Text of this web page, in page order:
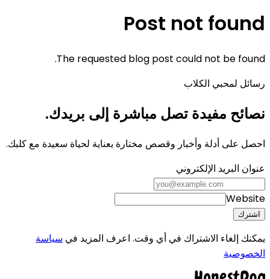
Post not found
The requested blog post could not be found.
رسائل لمحبي الكلاب
نصائح مفيدة تصل مباشرة إلى بريدك.
احصل على أدلة وأخبار وقصص مختارة بعناية لحياة سعيدة مع كلبك.
عنوان البريد الإلكتروني
Website
اشترك
يمكنك إلغاء الاشتراك في أي وقت. اعرف المزيد في سياسة
الخصوصية